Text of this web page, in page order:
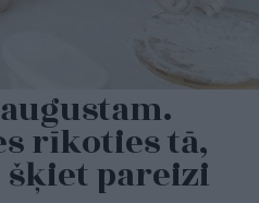
rīkoties tā,
šķiet pareizi